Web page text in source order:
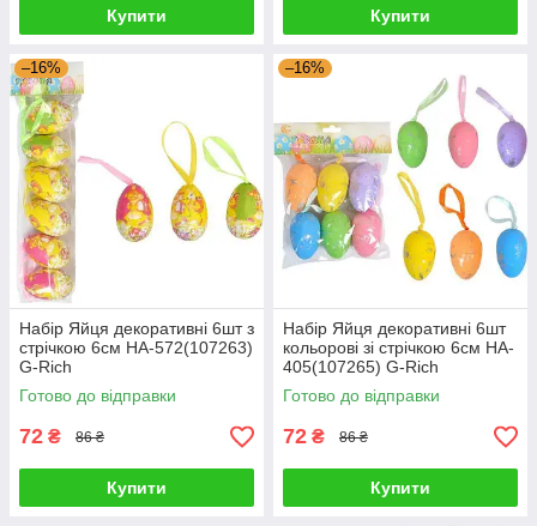
Купити Купити
–16%
Набір Яйця декоративні 6шт з
стрічкою 6см HA-572(107263)
G-Rich
Готово до відправки
72 ₴ 86 ₴
Купити
–16%
Набір Яйця декоративні 6шт
кольорові зі стрічкою 6см HA-
405(107265) G-Rich
Готово до відправки
72 ₴ 86 ₴
Купити